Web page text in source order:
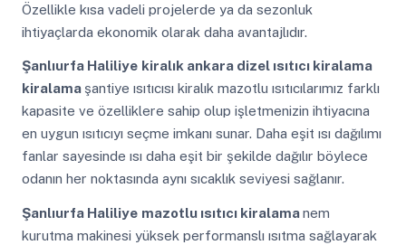
Özellikle kısa vadeli projelerde ya da sezonluk
ihtiyaçlarda ekonomik olarak daha avantajlıdır.
Şanlıurfa Haliliye kiralık ankara dizel ısıtıcı kiralama
kiralama şantiye ısıtıcısı kiralık mazotlu ısıtıcılarımız farklı
kapasite ve özelliklere sahip olup işletmenizin ihtiyacına
en uygun ısıtıcıyı seçme imkanı sunar. Daha eşit ısı dağılımı
fanlar sayesinde ısı daha eşit bir şekilde dağılır böylece
odanın her noktasında aynı sıcaklık seviyesi sağlanır.
Şanlıurfa Haliliye mazotlu ısıtıcı kiralamanem
kurutma makinesi yüksek performanslı ısıtma sağlayarak